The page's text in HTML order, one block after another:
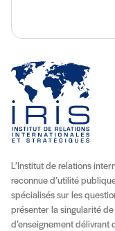
L’Institut de relations
reconnue d’utilité
spécialisés sur les
présenter la singularité
d’enseignement délivrant